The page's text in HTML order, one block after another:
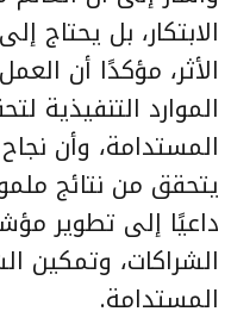
الابتكار، بل يحتاج
الأثر، مؤكدًا أن
الموارد التنفيذية
يتحقق من نتائج
داعيًا إلى تطوير
الشراكات، وتمكين
المستدامة.